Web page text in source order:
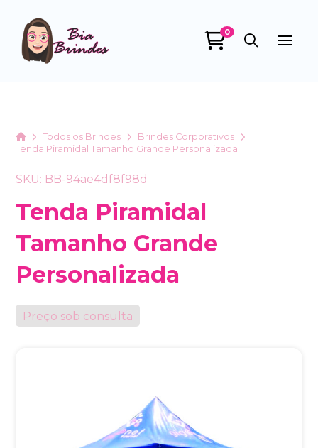
0
HomeTodos os Brindes
Brindes Corporativos
Tenda Piramidal Tamanho Grande Personalizada
SKU: BB-94ae4df8f98d
Tenda Piramidal
Tamanho Grande
Personalizada
Preço sob consulta
sua privacidade, utilizaremos seus dados apenas para fins
de marketing. Você pode alterar suas preferências a
qualquer momento.